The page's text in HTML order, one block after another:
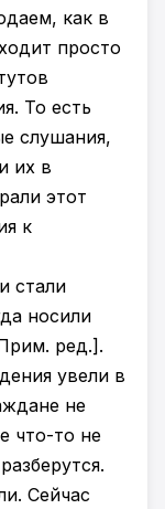
как в
просто
То есть
слушания,
их в
этот
к
стали
носили
ред.].
увели в
не
что-то не
Сейчас